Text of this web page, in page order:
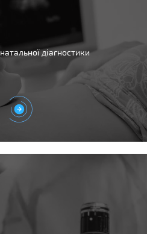
діагностики